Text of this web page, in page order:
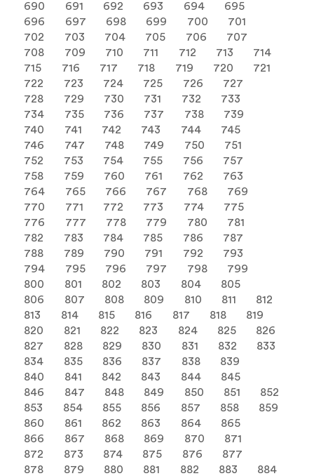
690
691 692 693 694
695
696
697 698 699 700
701
702
703 704 705 706
707
708
709 710 711 712 713
714
715
716 717 718 719 720
721
722
723 724 725 726
727
728
729 730 731 732
733
734
735 736 737 738
739
740
741 742 743 744
745
746
747 748 749 750
751
752
753 754 755 756
757
758
759 760 761 762
763
764
765 766 767 768
769
770
771 772 773 774
775
776
777 778 779 780
781
782
783 784 785 786
787
788
789 790 791 792
793
794
795 796 797 798
799
800
801 802 803 804
805
806
807 808 809 810 811
812
813
814 815 816 817 818
819
820
821 822 823 824 825
826
827
828 829 830 831 832
833
834
835 836 837 838
839
840
841 842 843 844
845
846
847 848 849 850 851
852
853
854 855 856 857 858
859
860
861 862 863 864
865
866
867 868 869 870
871
872
873 874 875 876
877
878
879 880 881 882 883
884